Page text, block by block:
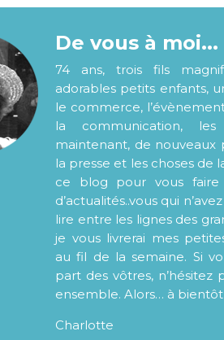
De vous à moi...
74 ans, trois fils
adorables petits enfants,
le commerce,
la communication,
maintenant, de nouveaux
la presse et les choses de
ce blog pour vous faire
d’actualités..vous qui
lire entre les lignes des
je vous livrerai mes
au fil de la semaine. Si
part des vôtres, n’hésitez
ensemble. Alors… à bientôt
Charlotte